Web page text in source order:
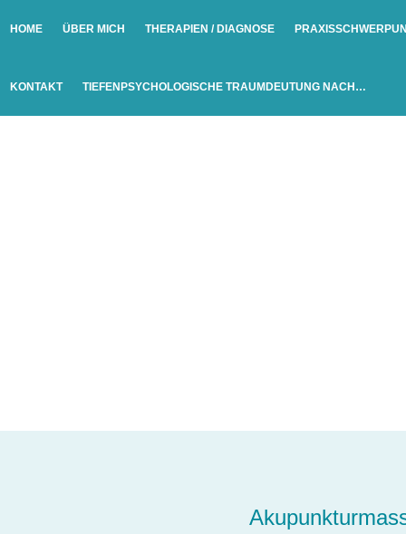
HOME ÜBER MICH THERAPIEN / DIAGNOSE
KONTAKT TIEFENPSYCHOLOGISCHE TRAUMDEUTUNG NACH…